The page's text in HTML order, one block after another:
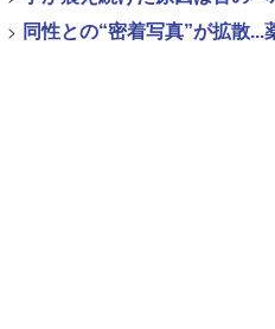
> 同性との“密着写真”が拡散